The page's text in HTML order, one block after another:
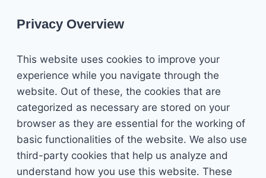
Privacy Overview
This website uses cookies to improve your
experience while you navigate through the
website. Out of these, the cookies that are
categorized as necessary are stored on your
browser as they are essential for the working of
basic functionalities of the website. We also use
third-party cookies that help us analyze and
understand how you use this website. These